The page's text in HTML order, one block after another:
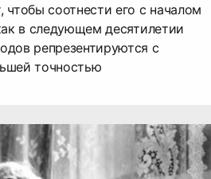
чтобы соотнести его с началом
в следующем десятилетии
репрезентируются с
точностью